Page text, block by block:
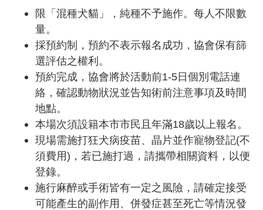
限「混種犬貓」，純種不予施作。每人不限數
量。
採預約制，預約不表示報名成功，協會保有篩
選評估之權利。
預約完成，協會將於活動前1-5日個別電話連
絡，確認動物狀況並告知術前注意事項及時間
地點。
本場次須設籍本市市民且年滿18歲以上報名。
現場需施打狂犬病疫苗、晶片並作寵物登記(不
須費用)，若已施打過，請攜帶相關資料，以便
登錄。
施行麻醉或手術皆有一定之風險，請確定接受
可能產生的副作用、併發症甚至死亡等情況發